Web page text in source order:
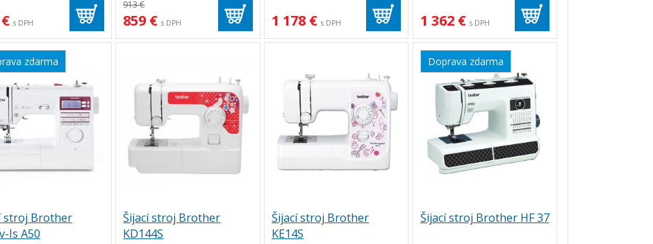
s DPH
913 €
859 € s DPH 1 178 € s DPH 1 362 € s DPH
zdarma
stroj Brother
Is A50
Šijací stroj Brother
KD144S
Šijací stroj Brother
KE14S
Doprava zdarma
Šijací stroj Brother HF 37